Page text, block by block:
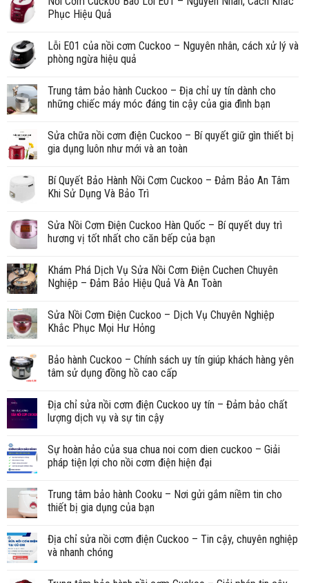
Phục Hiệu Quả
Lỗi E01 của nồi cơm Cuckoo – Nguyên nhân, cách xử lý và
phòng ngừa hiệu quả
Trung tâm bảo hành Cuckoo – Địa chỉ uy tín dành cho
những chiếc máy móc đáng tin cậy của gia đình bạn
Sửa chữa nồi cơm điện Cuckoo – Bí quyết giữ gìn thiết bị
gia dụng luôn như mới và an toàn
Bí Quyết Bảo Hành Nồi Cơm Cuckoo – Đảm Bảo An Tâm
Khi Sử Dụng Và Bảo Trì
Sửa Nồi Cơm Điện Cuckoo Hàn Quốc – Bí quyết duy trì
hương vị tốt nhất cho căn bếp của bạn
Khám Phá Dịch Vụ Sửa Nồi Cơm Điện Cuchen Chuyên
Nghiệp – Đảm Bảo Hiệu Quả Và An Toàn
Sửa Nồi Cơm Điện Cuckoo – Dịch Vụ Chuyên Nghiệp
Khắc Phục Mọi Hư Hỏng
Bảo hành Cuckoo – Chính sách uy tín giúp khách hàng yên
tâm sử dụng đồng hồ cao cấp
Địa chỉ sửa nồi cơm điện Cuckoo uy tín – Đảm bảo chất
lượng dịch vụ và sự tin cậy
Sự hoàn hảo của sua chua noi com dien cuckoo – Giải
pháp tiện lợi cho nồi cơm điện hiện đại
Trung tâm bảo hành Cooku – Nơi gửi gắm niềm tin cho
thiết bị gia dụng của bạn
Địa chỉ sửa nồi cơm điện Cuckoo – Tin cậy, chuyên nghiệp
và nhanh chóng